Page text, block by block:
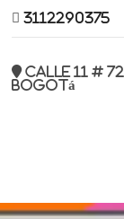
3112290375
Calle 11 #
Bogotá